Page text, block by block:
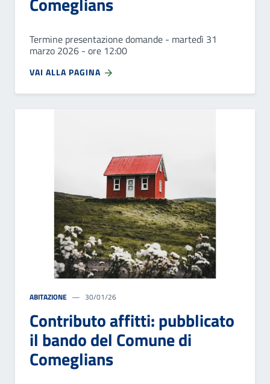
Termine presentazione domande - martedì 31
marzo 2026 - ore 12:00
VAI ALLA PAGINA
ABITAZIONE 30/01/26
Contributo affitti: pubblicato
il bando del Comune di
Comeglians